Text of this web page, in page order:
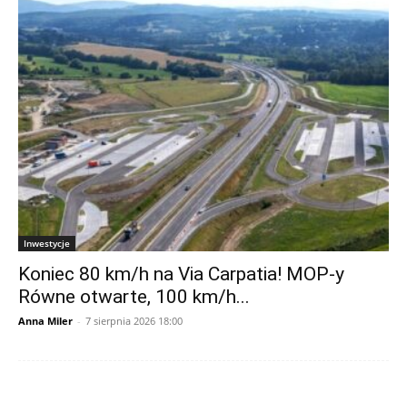
Inwestycje
Koniec 80 km/h na Via Carpatia! MOP-y
Równe otwarte, 100 km/h...
Anna Miler - 7 sierpnia 2026 18:00